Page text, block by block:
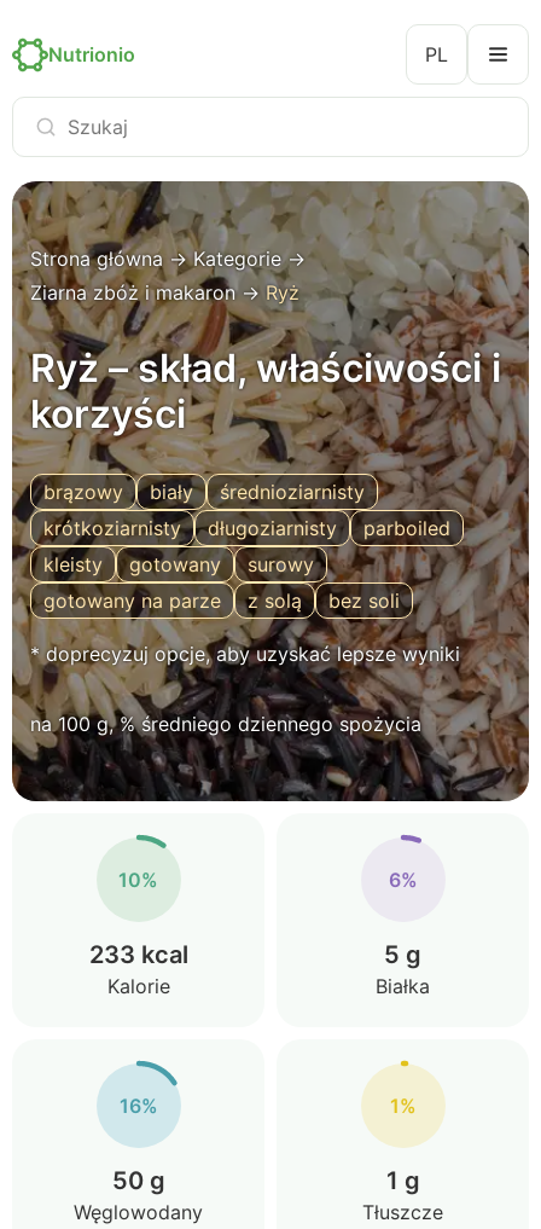
Nutrionio PL
Strona główna →Kategorie→
Ziarna zbóż i makaron→ Ryż
Ryż – skład, właściwości i
korzyści
brązowy biały
średnioziarnisty
krótkoziarnisty
długoziarnisty
parboiled
kleisty
gotowany
surowy
gotowany na parze
z solą bez soli
* doprecyzuj opcje, aby uzyskać lepsze wyniki
na 100 g, % średniego dziennego spożycia
10%
233 kcal
Kalorie
6%
5 g
Białka
16%
50 g
Węglowodany
1%
1 g
Tłuszcze